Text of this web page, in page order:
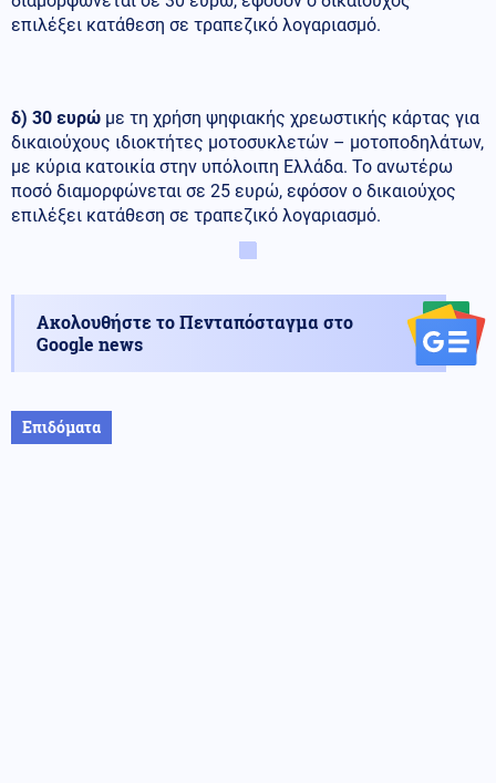
επιλέξει κατάθεση σε τραπεζικό λογαριασμό.
δ) 30 ευρώ με τη χρήση ψηφιακής χρεωστικής κάρτας για
δικαιούχους ιδιοκτήτες μοτοσυκλετών – μοτοποδηλάτων,
με κύρια κατοικία στην υπόλοιπη Ελλάδα. Το ανωτέρω
ποσό διαμορφώνεται σε 25 ευρώ, εφόσον ο δικαιούχος
επιλέξει κατάθεση σε τραπεζικό λογαριασμό.
Ακολουθήστε το Πενταπόσταγμα στο
Google news
Επιδόματα